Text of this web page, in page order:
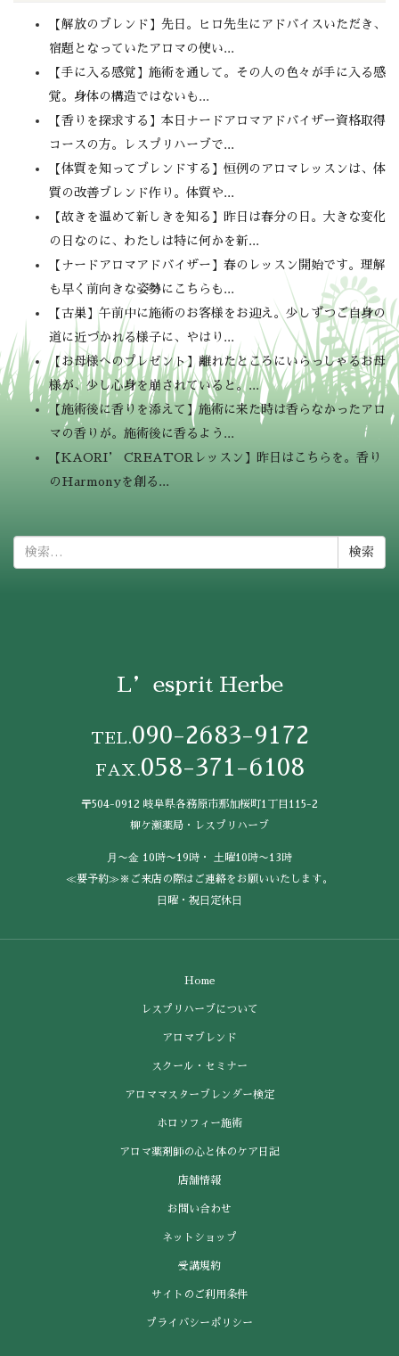
【解放のブレンド】先日。ヒロ先生にアドバイスいただき、
宿題となっていたアロマの使い...
【手に入る感覚】施術を通して。その人の色々が手に入る感
覚。身体の構造ではないも...
【香りを探求する】本日ナードアロマアドバイザー資格取得
コースの方。レスプリハーブで...
【体質を知ってブレンドする】恒例のアロマレッスンは、体
質の改善ブレンド作り。体質や...
【故きを温めて新しきを知る】昨日は春分の日。大きな変化
の日なのに、わたしは特に何かを新...
【ナードアロマアドバイザー】春のレッスン開始です。理解
も早く前向きな姿勢にこちらも...
【古巣】午前中に施術のお客様をお迎え。少しずつご自身の
道に近づかれる様子に、やはり...
【お母様へのプレゼント】離れたところにいらっしゃるお母
様が、少し心身を崩されていると。...
【施術後に香りを添えて】施術に来た時は香らなかったアロ
マの香りが。施術後に香るよう...
【KAORI’ CREATORレッスン】昨日はこちらを。香り
のHarmonyを創る...
索:
L’esprit Herbe
TEL.090-2683-9172
FAX.058-371-6108
〒504-0912 岐阜県各務原市那加桜町1丁目115-2
柳ケ瀬薬局・レスプリハーブ
⽉〜⾦ 10時〜19時・ ⼟曜10時〜13時
≪要予約≫※ご来店の際はご連絡をお願いいたします。
⽇曜・祝⽇定休⽇
Home
レスプリハーブについて
アロマブレンド
スクール・セミナー
アロママスターブレンダー検定
ホロソフィー施術
アロマ薬剤師の心と体のケア日記
店舗情報
お問い合わせ
ネットショップ
受講規約
サイトのご利用条件
プライバシーポリシー